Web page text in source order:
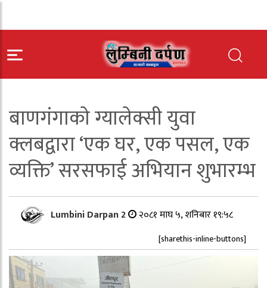
बाणगंगाकाे ग्यालेक्सी युवा
क्लबद्वारा ‘एक घर, एक पसल, एक
व्यक्ति’ सरसफाई अभियान शुभारम्भ
Lumbini Darpan 2 २०८१ माघ ५, शनिबार १९:५८
[sharethis-inline-buttons]